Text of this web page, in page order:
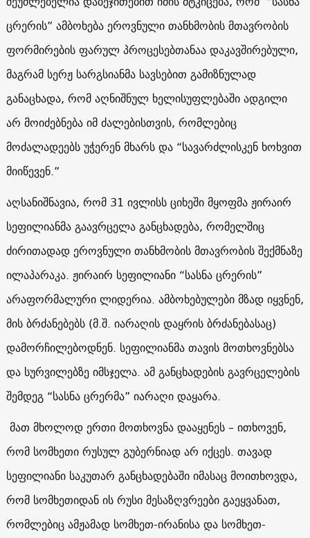
ცრერის” ამბოხება ეროვნული თანხმობის მთავრობის
ფორმირების ფარულ პროცესებთანაა დაკავშირებული,
მაგრამ სერჟ სარგსიანმა სავსებით გამიზნულად
განაცხადა, რომ აღნიშნულ ხელისუფლებაში ადგილი
არ მოიძებნება იმ ძალებისთვის, რომლებიც
მოძალადეებს უჭერენ მხარს და “სავარძლისკენ ხოხვით
მიიწევენ.”
აღსანიშნავია, რომ 31 ივლისს ციხეში მყოფმა ჟირაირ
სეფილიანმა გაავრცელა განცხადება, რომელშიც
ძირითადად ეროვნული თანხმობის მთავრობის შექმნაზე
ილაპარაკა. ჟირაირ სეფილიანი “სასნა ცრერის”
არაფორმალური ლიდერია. ამბოხებულები მზად იყვნენ,
მის ბრძანებებს (მ.შ. იარაღის დაყრის ბრძანებასაც)
დამორჩილებოდნენ. სეფილიანმა თავის მოთხოვნებსა
და სურვილებზე იმსჯელა. ამ განცხადების გავრცელების
შემდეგ “სასნა ცრერმა” იარაღი დაყარა.
მათ მხოლოდ ერთი მოთხოვნა დააყენეს – ითხოვენ,
რომ სომხეთი რუსულ გუბერნიად არ იქცეს. თავად
სეფილიანი საკუთარ განცხადებაში იმასაც მოითხოვდა,
რომ სომხეთიდან ის რუსი მესაზღვრეები გაეყვანათ,
რომლებიც ამჟამად სომხეთ-ირანისა და სომხეთ-